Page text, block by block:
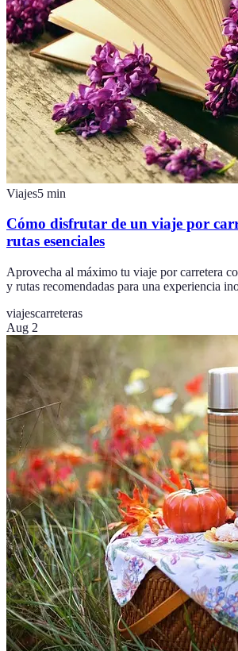
Viajes5 min
Cómo disfrutar de un viaje por
rutas esenciales
Aprovecha al máximo tu viaje por carretera
y rutas recomendadas para una experiencia
viajescarreteras
Aug 2